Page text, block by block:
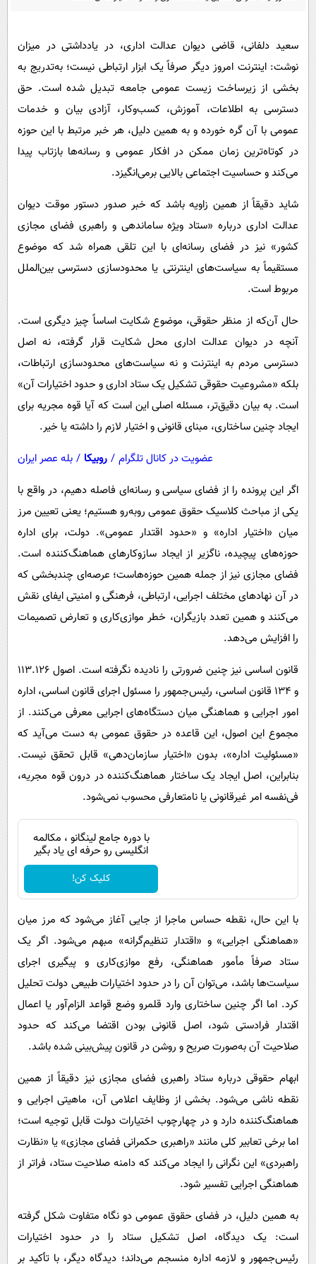
گوناگون
حوادث
محیط زیست
سلامت
حیات وحش
سیاست خارجی
پیامک
سعید دلفانی، قاضی دیوان عدالت اداری، در یادداشتی در میزان
نوشت: اینترنت امروز دیگر صرفاً یک ابزار ارتباطی نیست؛ به‌تدریج به
بخشی از زیرساخت زیست عمومی جامعه تبدیل شده است. حق
دسترسی به اطلاعات، آموزش، کسب‌وکار، آزادی بیان و خدمات
عمومی با آن گره خورده و به همین دلیل، هر خبر مرتبط با این حوزه
در کوتاه‌ترین زمان ممکن در افکار عمومی و رسانه‌ها بازتاب پیدا
می‌کند و حساسیت اجتماعی بالایی برمی‌انگیزد.
شاید دقیقاً از همین زاویه باشد که خبر صدور دستور موقت دیوان
عدالت اداری درباره «ستاد ویژه ساماندهی و راهبری فضای مجازی
کشور» نیز در فضای رسانه‌ای با این تلقی همراه شد که موضوع
مستقیماً به سیاست‌های اینترنتی یا محدودسازی دسترسی بین‌الملل
مربوط است.
حال آن‌که از منظر حقوقی، موضوع شکایت اساساً چیز دیگری است.
آنچه در دیوان عدالت اداری محل شکایت قرار گرفته، نه اصل
دسترسی مردم به اینترنت و نه سیاست‌های محدودسازی ارتباطات،
بلکه «مشروعیت حقوقی تشکیل یک ستاد اداری و حدود اختیارات آن»
است. به بیان دقیق‌تر، مسئله اصلی این است که آیا قوه مجریه برای
ایجاد چنین ساختاری، مبنای قانونی و اختیار لازم را داشته یا خیر.
عضویت در کانال تلگرام / روبیکا / بله عصر ایران
اگر این پرونده را از فضای سیاسی و رسانه‌ای فاصله دهیم، در واقع با
یکی از مباحث کلاسیک حقوق عمومی روبه‌رو هستیم؛ یعنی تعیین مرز
میان «اختیار اداره» و «حدود اقتدار عمومی». دولت، برای اداره
حوزه‌های پیچیده، ناگزیر از ایجاد سازوکارهای هماهنگ‌کننده است.
فضای مجازی نیز از جمله همین حوزه‌هاست؛ عرصه‌ای چندبخشی که
در آن نهادهای مختلف اجرایی، ارتباطی، فرهنگی و امنیتی ایفای نقش
می‌کنند و همین تعدد بازیگران، خطر موازی‌کاری و تعارض تصمیمات
را افزایش می‌دهد.
قانون اساسی نیز چنین ضرورتی را نادیده نگرفته است. اصول ۱۱۳.۱۲۶
و ۱۳۴ قانون اساسی، رئیس‌جمهور را مسئول اجرای قانون اساسی، اداره
امور اجرایی و هماهنگی میان دستگاه‌های اجرایی معرفی می‌کنند. از
مجموع این اصول، این قاعده در حقوق عمومی به دست می‌آید که
«مسئولیت اداره»، بدون «اختیار سازمان‌دهی» قابل تحقق نیست.
بنابراین، اصل ایجاد یک ساختار هماهنگ‌کننده در درون قوه مجریه،
فی‌نفسه امر غیرقانونی یا نامتعارفی محسوب نمی‌شود.
با دوره جامع لینگانو ، مکالمه
انگلیسی رو حرفه ای یاد بگیر
کلیک کن!
با این حال، نقطه حساس ماجرا از جایی آغاز می‌شود که مرز میان
«هماهنگی اجرایی» و «اقتدار تنظیم‌گرانه» مبهم می‌شود. اگر یک
ستاد صرفاً مأمور هماهنگی، رفع موازی‌کاری و پیگیری اجرای
سیاست‌ها باشد، می‌توان آن را در حدود اختیارات طبیعی دولت تحلیل
کرد. اما اگر چنین ساختاری وارد قلمرو وضع قواعد الزام‌آور یا اعمال
اقتدار فرادستی شود، اصل قانونی بودن اقتضا می‌کند که حدود
صلاحیت آن به‌صورت صریح و روشن در قانون پیش‌بینی شده باشد.
ابهام حقوقی درباره ستاد راهبری فضای مجازی نیز دقیقاً از همین
نقطه ناشی می‌شود. بخشی از وظایف اعلامی آن، ماهیتی اجرایی و
هماهنگ‌کننده دارد و در چهارچوب اختیارات دولت قابل توجیه است؛
اما برخی تعابیر کلی مانند «راهبری حکمرانی فضای مجازی» یا «نظارت
راهبردی» این نگرانی را ایجاد می‌کند که دامنه صلاحیت ستاد، فراتر از
هماهنگی اجرایی تفسیر شود.
به همین دلیل، در فضای حقوق عمومی دو نگاه متفاوت شکل گرفته
است: یک دیدگاه، اصل تشکیل ستاد را در حدود اختیارات
رئیس‌جمهور و لازمه اداره منسجم می‌داند؛ دیدگاه دیگر، با تأکید بر